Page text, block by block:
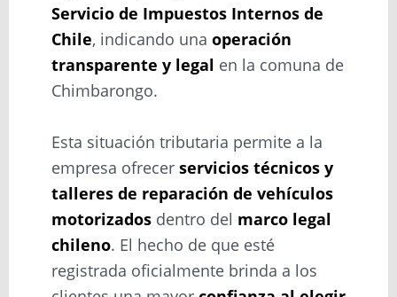
Servicio de Impuestos Internos de
Chile, indicando una operación
transparente y legal en la comuna de
Chimbarongo.
Esta situación tributaria permite a la
empresa ofrecer servicios técnicos y
talleres de reparación de vehículos
motorizadosdentro del marco legal
chileno. El hecho de que esté
registrada oficialmente brinda a los